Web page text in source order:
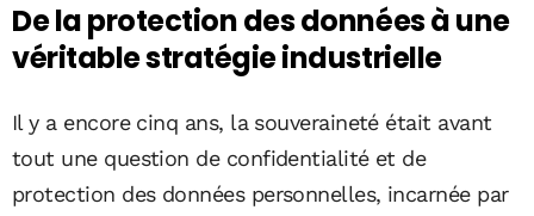
De la protection des données à une
véritable stratégie industrielle
Il y a encore cinq ans, la souveraineté était avant
tout une question de confidentialité et de
protection des données personnelles, incarnée par